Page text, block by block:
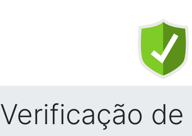
Verificação